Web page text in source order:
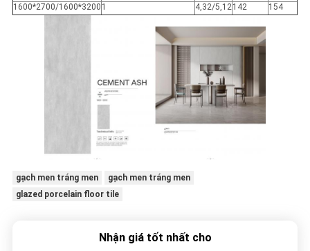
1600*2700/1600*3200 1 4,32/5,12142 154
gạch men tráng men
gạch men tráng men
glazed porcelain floor tile
Nhận giá tốt nhất cho